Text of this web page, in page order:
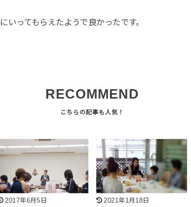
いってもらえたようで良かったです。
RECOMMEND
2017年6月5日
2021年1月18日